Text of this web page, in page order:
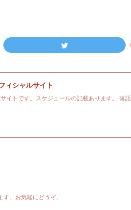
ィシャルサイト
イトです。スケジュールの記載あります。 落
。お気軽にどうぞ。